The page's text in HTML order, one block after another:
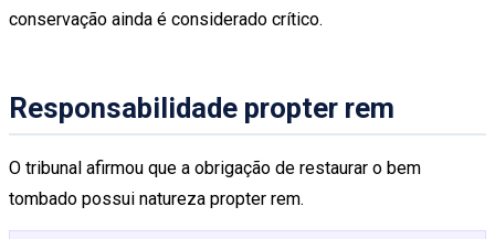
conservação ainda é considerado crítico.
Responsabilidade propter rem
O tribunal afirmou que a obrigação de restaurar o bem
tombado possui natureza propter rem.